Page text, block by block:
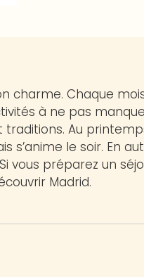
charme. Chaque
à ne pas
Au
s’anime le soir. En
préparez un
Madrid.